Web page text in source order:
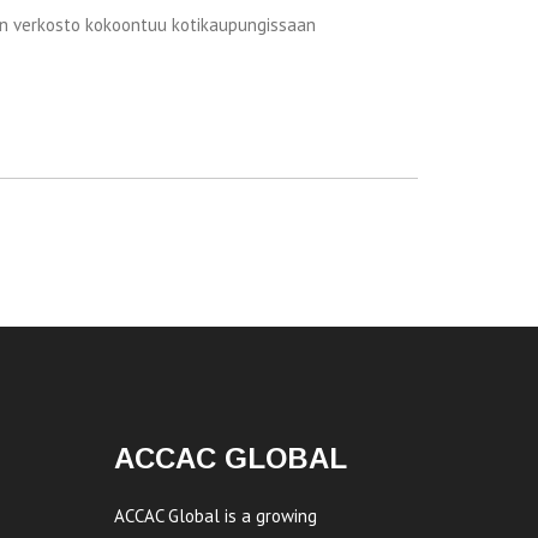
kokoontuu kotikaupungissaan
ACCAC GLOBAL
ACCAC Global is a growing